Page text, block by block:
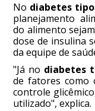
No diabetes tipo
planejamento
do alimento
dose de insulina
da equipe de
"Já no diabetes
de fatores como
controle
utilizado", explica.